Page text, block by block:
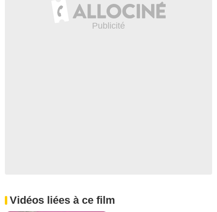
Vidéos liées à ce film